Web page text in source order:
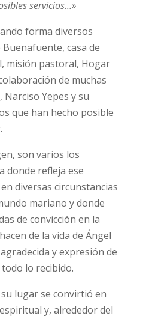
servicios…»
forma diversos
casa de
misión pastoral, Hogar
de muchas
Yepes y su
que han hecho posible
son varios los
donde refleja ese
diversas circunstancias
mariano y donde
de convicción en la
de la vida de Ángel
y expresión de
lo recibido.
lugar se convirtió en
y, alrededor del